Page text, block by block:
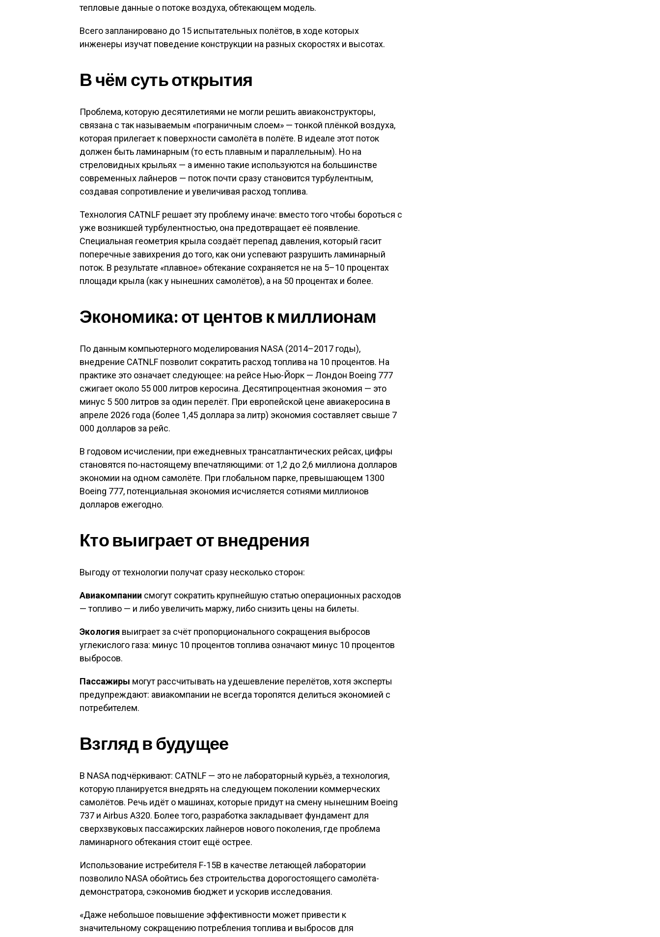
тепловые данные о потоке воздуха, обтекающем модель.
Всего запланировано до 15 испытательных полётов, в ходе которых
инженеры изучат поведение конструкции на разных скоростях и высотах.
В чём суть открытия
Проблема, которую десятилетиями не могли решить авиаконструкторы,
связана с так называемым «пограничным слоем» — тонкой плёнкой воздуха,
которая прилегает к поверхности самолёта в полёте. В идеале этот поток
должен быть ламинарным (то есть плавным и параллельным). Но на
стреловидных крыльях — а именно такие используются на большинстве
современных лайнеров — поток почти сразу становится турбулентным,
создавая сопротивление и увеличивая расход топлива.
Технология CATNLF решает эту проблему иначе: вместо того чтобы бороться с
уже возникшей турбулентностью, она предотвращает её появление.
Специальная геометрия крыла создаёт перепад давления, который гасит
поперечные завихрения до того, как они успевают разрушить ламинарный
поток. В результате «плавное» обтекание сохраняется не на 5–10 процентах
площади крыла (как у нынешних самолётов), а на 50 процентах и более.
Экономика: от центов к миллионам
По данным компьютерного моделирования NASA (2014–2017 годы),
внедрение CATNLF позволит сократить расход топлива на 10 процентов. На
практике это означает следующее: на рейсе Нью-Йорк — Лондон Boeing 777
сжигает около 55 000 литров керосина. Десятипроцентная экономия — это
минус 5 500 литров за один перелёт. При европейской цене авиакеросина в
апреле 2026 года (более 1,45 доллара за литр) экономия составляет свыше 7
000 долларов за рейс.
В годовом исчислении, при ежедневных трансатлантических рейсах, цифры
становятся по-настоящему впечатляющими: от 1,2 до 2,6 миллиона долларов
экономии на одном самолёте. При глобальном парке, превышающем 1300
Boeing 777, потенциальная экономия исчисляется сотнями миллионов
долларов ежегодно.
Кто выиграет от внедрения
Выгоду от технологии получат сразу несколько сторон:
Авиакомпании смогут сократить крупнейшую статью операционных расходов
— топливо — и либо увеличить маржу, либо снизить цены на билеты.
Экология выиграет за счёт пропорционального сокращения выбросов
углекислого газа: минус 10 процентов топлива означают минус 10 процентов
выбросов.
Пассажиры могут рассчитывать на удешевление перелётов, хотя эксперты
предупреждают: авиакомпании не всегда торопятся делиться экономией с
потребителем.
Взгляд в будущее
В NASA подчёркивают: CATNLF — это не лабораторный курьёз, а технология,
которую планируется внедрять на следующем поколении коммерческих
самолётов. Речь идёт о машинах, которые придут на смену нынешним Boeing
737 и Airbus A320. Более того, разработка закладывает фундамент для
сверхзвуковых пассажирских лайнеров нового поколения, где проблема
ламинарного обтекания стоит ещё острее.
Использование истребителя F-15B в качестве летающей лаборатории
позволило NASA обойтись без строительства дорогостоящего самолёта-
демонстратора, сэкономив бюджет и ускорив исследования.
«Даже небольшое повышение эффективности может привести к
значительному сокращению потребления топлива и выбросов для